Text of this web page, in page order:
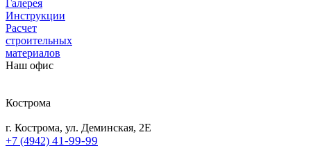
Галерея
Инструкции
Расчет
строительных
материалов
Наш офис
Кострома
г. Кострома, ул. Деминская, 2Е
+7 (4942) 41-99-99